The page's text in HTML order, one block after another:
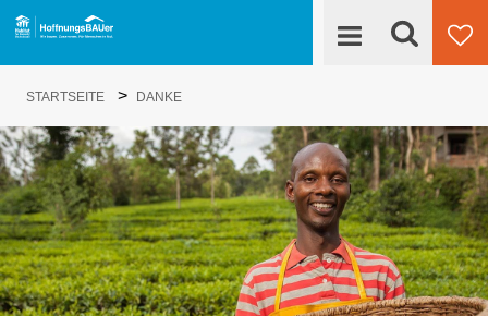
Engagieren
HoffnungsBAUer
Projekte
News
Kontakt
STARTSEITE > DANKE